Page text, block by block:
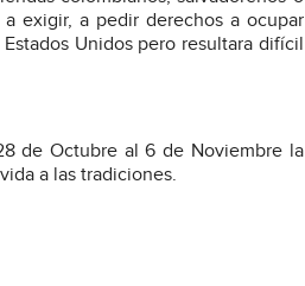
exigir, a pedir derechos a ocupar
Unidos pero resultara difícil
de Octubre al 6 de Noviembre la
a las tradiciones.